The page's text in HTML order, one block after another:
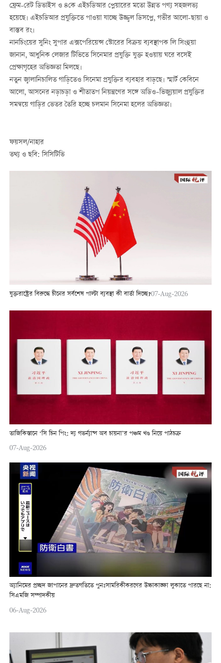
ফ্রেম-রেট ডিভাইস ও ৪কে এইচডিআর প্লেয়ারের মতো উন্নত পণ্য সহজলভ্য
হয়েছে। এইচডিআর প্রযুক্তিতে পাওয়া যাচ্ছে উজ্জ্বল ডিসপ্লে, গভীর আলো-ছায়া ও
বাস্তব রং।
নানচিংয়ের সুনিং সুপার এক্সপেরিয়েন্স স্টোরের বিক্রয় ব্যবস্থাপক লি সিংহুয়া
জানান, আধুনিক লেজার টিভিতে সিনেমার প্রযুক্তি যুক্ত হওয়ায় ঘরে বসেই
প্রেক্ষাগৃহের অভিজ্ঞতা মিলছে।
নতুন জ্বালানিচালিত গাড়িতেও সিনেমা প্রযুক্তির ব্যবহার বাড়ছে। স্মার্ট কেবিনে
আলো, আসনের নড়াচড়া ও শীতাতপ নিয়ন্ত্রণের সঙ্গে অডিও–ভিজ্যুয়াল প্রযুক্তির
সমন্বয়ে গাড়ির ভেতর তৈরি হচ্ছে চলমান সিনেমা হলের অভিজ্ঞতা।
ফয়সল/নাহার
তথ্য ও ছবি: সিসিটিভি
যুক্তরাষ্ট্রের বিরুদ্ধে চীনের সর্বশেষ পাল্টা ব্যবস্থা কী বার্তা দিচ্ছে?07-Aug-2026
তাজিকিস্তানে ‘সি চিন পিং: দ্য গভর্ন্যান্স অব চায়না’র পঞ্চম খণ্ড নিয়ে পাঠচক্র
07-Aug-2026
অ্যানিমের প্রচ্ছদ জাপানের দ্রুতগতিতে পুনঃসামরিকীকরণের উচ্চাকাঙ্ক্ষা লুকাতে পারছে না:
সিএমজি সম্পাদকীয়
06-Aug-2026